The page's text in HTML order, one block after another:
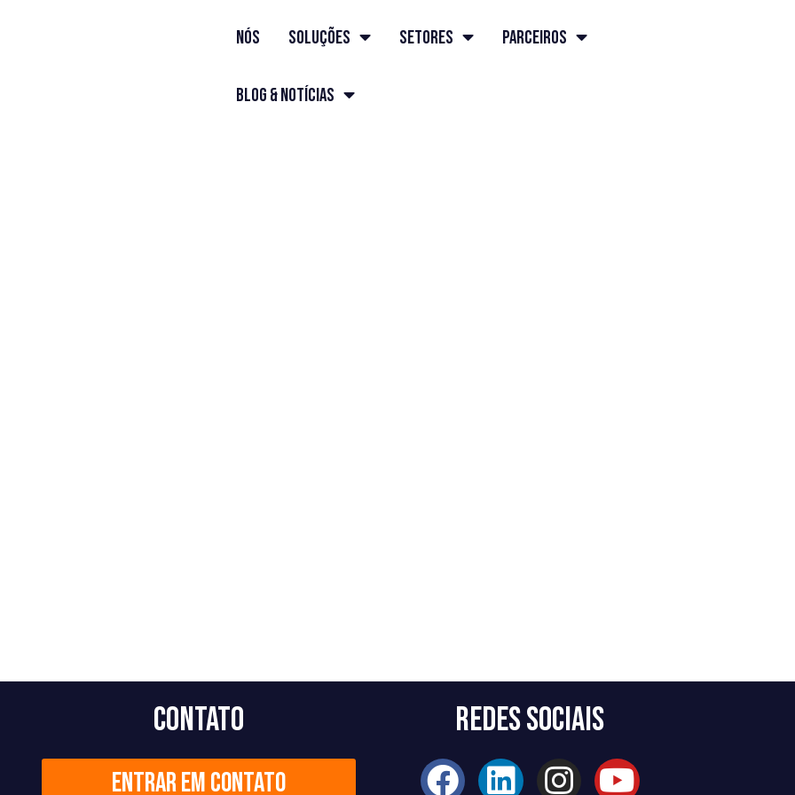
nós Soluções Setores Parceiros
Blog & Notícias
Contato
Entrar em contato
Redes Sociais
F
L
I
Y